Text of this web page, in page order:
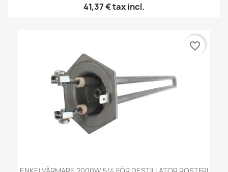
41,37 €tax incl.
favorite_border